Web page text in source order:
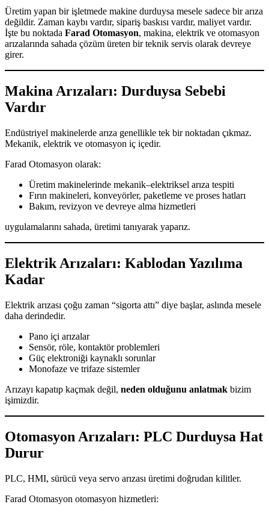
Üretim yapan bir işletmede makine durduysa mesele sadece bir arıza
değildir. Zaman kaybı vardır, sipariş baskısı vardır, maliyet vardır.
İşte bu noktada Farad Otomasyon, makina, elektrik ve otomasyon
arızalarında sahada çözüm üreten bir teknik servis olarak devreye
girer.
Makina Arızaları: Durduysa Sebebi
Vardır
Endüstriyel makinelerde arıza genellikle tek bir noktadan çıkmaz.
Mekanik, elektrik ve otomasyon iç içedir.
Farad Otomasyon olarak:
Üretim makinelerinde mekanik–elektriksel arıza tespiti
Fırın makineleri, konveyörler, paketleme ve proses hatları
Bakım, revizyon ve devreye alma hizmetleri
uygulamalarını sahada, üretimi tanıyarak yaparız.
Elektrik Arızaları: Kablodan Yazılıma
Kadar
Elektrik arızası çoğu zaman “sigorta attı” diye başlar, aslında mesele
daha derindedir.
Pano içi arızalar
Sensör, röle, kontaktör problemleri
Güç elektroniği kaynaklı sorunlar
Monofaze ve trifaze sistemler
Arızayı kapatıp kaçmak değil, neden olduğunu anlatmak bizim
işimizdir.
Otomasyon Arızaları: PLC Durduysa Hat
Durur
PLC, HMI, sürücü veya servo arızası üretimi doğrudan kilitler.
Farad Otomasyon otomasyon hizmetleri: